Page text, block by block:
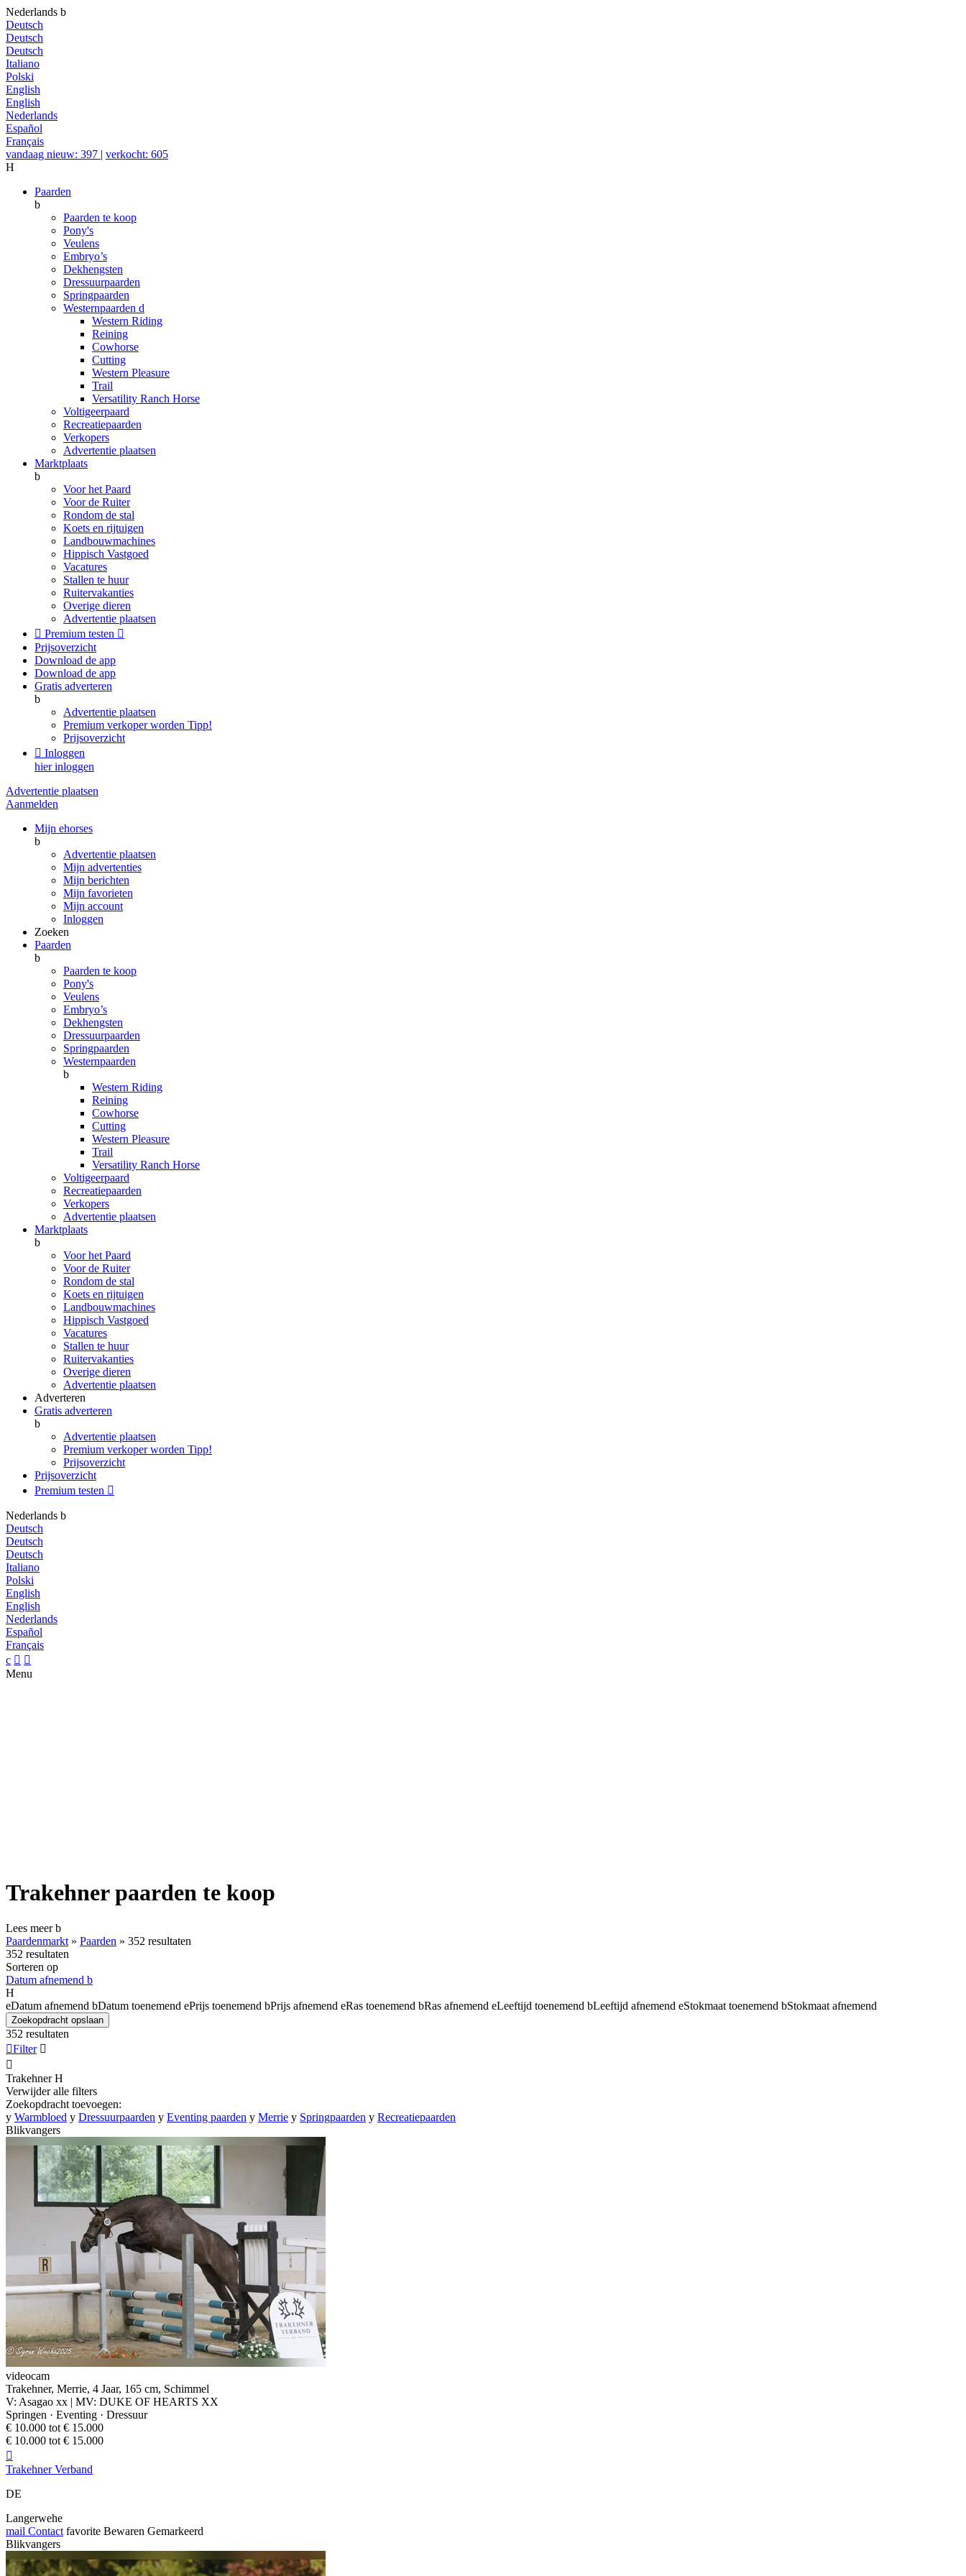
Nederlands b
Deutsch
Deutsch
Deutsch
Italiano
Polski
English
English
Nederlands
Español
Français
vandaag nieuw: 397 | verkocht: 605
H
Paarden
b
Paarden te koop
Pony's
Veulens
Embryo’s
Dekhengsten
Dressuurpaarden
Springpaarden
Westernpaarden d
Western Riding
Reining
Cowhorse
Cutting
Western Pleasure
Trail
Versatility Ranch Horse
Voltigeerpaard
Recreatiepaarden
Verkopers
Advertentie plaatsen
Marktplaats
b
Voor het Paard
Voor de Ruiter
Rondom de stal
Koets en rijtuigen
Landbouwmachines
Hippisch Vastgoed
Vacatures
Stallen te huur
Ruitervakanties
Overige dieren
Advertentie plaatsen
 Premium testen 
Prijsoverzicht
Download de app
Download de app
Gratis adverteren
b
Advertentie plaatsen
Premium verkoper worden Tipp!
Prijsoverzicht
 Inloggen
hier inloggen
Advertentie plaatsen
Aanmelden
Mijn ehorses
b
Advertentie plaatsen
Mijn advertenties
Mijn berichten
Mijn favorieten
Mijn account
Inloggen
Zoeken
Paarden
b
Paarden te koop
Pony's
Veulens
Embryo’s
Dekhengsten
Dressuurpaarden
Springpaarden
Westernpaarden
b
Western Riding
Reining
Cowhorse
Cutting
Western Pleasure
Trail
Versatility Ranch Horse
Voltigeerpaard
Recreatiepaarden
Verkopers
Advertentie plaatsen
Marktplaats
b
Voor het Paard
Voor de Ruiter
Rondom de stal
Koets en rijtuigen
Landbouwmachines
Hippisch Vastgoed
Vacatures
Stallen te huur
Ruitervakanties
Overige dieren
Advertentie plaatsen
Adverteren
Gratis adverteren
b
Advertentie plaatsen
Premium verkoper worden Tipp!
Prijsoverzicht
Prijsoverzicht
Premium testen 
Nederlands b
Deutsch
Deutsch
Deutsch
Italiano
Polski
English
English
Nederlands
Español
Français
c  
Menu
Trakehner paarden te koop
Lees meerb
Paardenmarkt » Paarden » 352 resultaten
352 resultaten
Sorteren op
Datum afnemend b
H
eDatum afnemend bDatum toenemend ePrijs toenemend bPrijs afnemend eRas toenemend bRas afnemend eLeeftijd toenemend bLeeftijd afnemend eStokmaat toenemend bStokmaat afnemend
Zoekopdracht opslaan
352 resultaten
Filter 

Trakehner H
Verwijder alle filters
Zoekopdracht toevoegen:
y Warmbloed y Dressuurpaarden y Eventing paarden y Merrie y Springpaarden y Recreatiepaarden
Blikvangers
videocam
Trakehner, Merrie, 4 Jaar, 165 cm, Schimmel
V: Asagao xx | MV: DUKE OF HEARTS XX
Springen · Eventing · Dressuur
€ 10.000 tot € 15.000
€ 10.000 tot € 15.000

Trakehner Verband
DE
Langerwehe
mail Contact favorite Bewaren Gemarkeerd
Blikvangers